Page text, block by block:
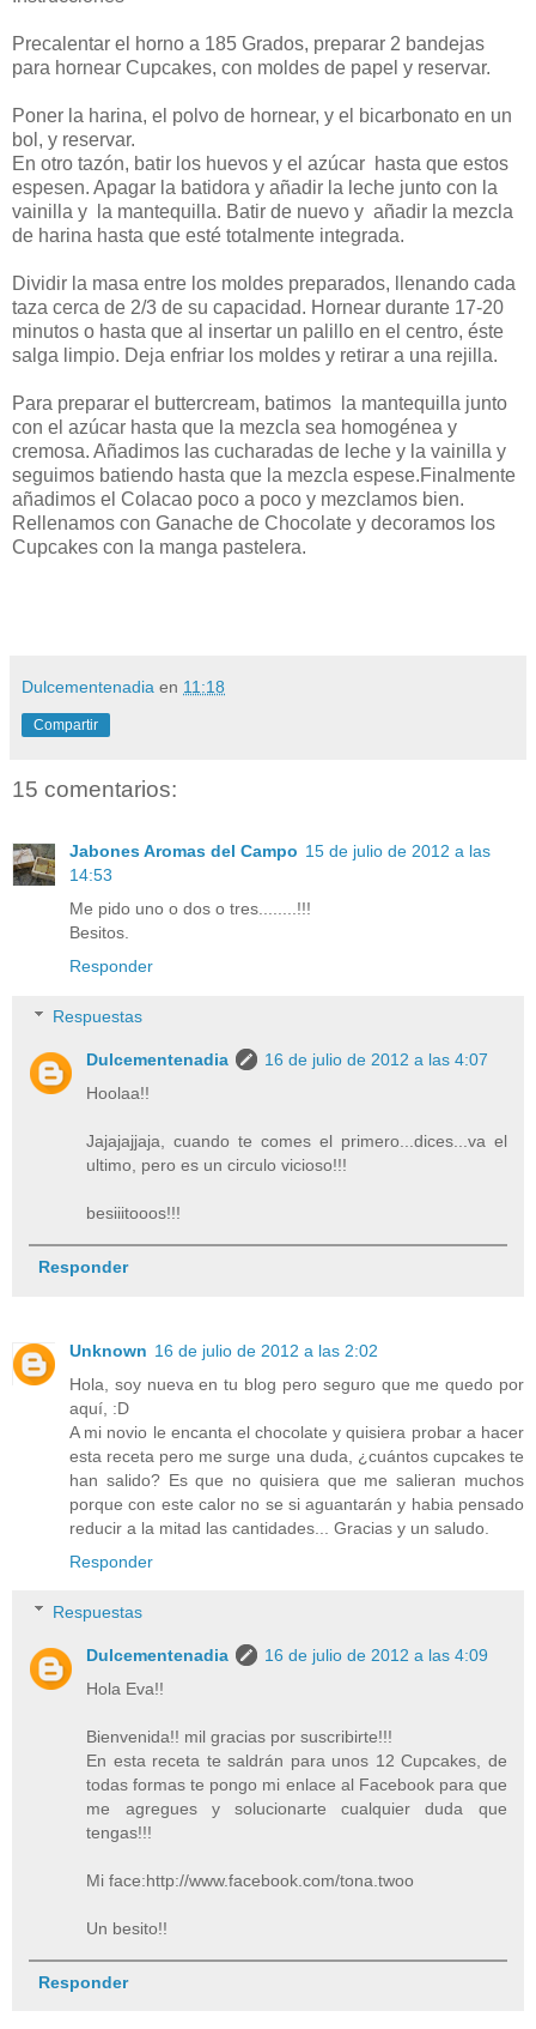
Precalentar el horno a 185 Grados, preparar 2 bandejas
para hornear Cupcakes, con moldes de papel y reservar.
Poner la harina, el polvo de hornear, y el bicarbonato en un
bol, y reservar.
En otro tazón, batir los huevos y el azúcar hasta que estos
espesen. Apagar la batidora y añadir la leche junto con la
vainilla y la mantequilla. Batir de nuevo y añadir la mezcla
de harina hasta que esté totalmente integrada.
Dividir la masa entre los moldes preparados, llenando cada
taza cerca de 2/3 de su capacidad. Hornear durante 17-20
minutos o hasta que al insertar un palillo en el centro, éste
salga limpio. Deja enfriar los moldes y retirar a una rejilla.
Para preparar el buttercream, batimos la mantequilla junto
con el azúcar hasta que la mezcla sea homogénea y
cremosa. Añadimos las cucharadas de leche y la vainilla y
seguimos batiendo hasta que la mezcla espese.Finalmente
añadimos el Colacao poco a poco y mezclamos bien.
Rellenamos con Ganache de Chocolate y decoramos los
Cupcakes con la manga pastelera.
Dulcementenadia en 11:18
Compartir
15 comentarios:
Jabones Aromas del Campo 15 de julio de 2012 a las
14:53
Me pido uno o dos o tres........!!!
Besitos.
Responder
Respuestas
Dulcementenadia
16 de julio de 2012 a las 4:07
Hoolaa!!
Jajajajjaja, cuando te comes el primero...dices...va el
ultimo, pero es un circulo vicioso!!!
besiiitooos!!!
Responder
Unknown 16 de julio de 2012 a las 2:02
Hola, soy nueva en tu blog pero seguro que me quedo por
aquí, :D
A mi novio le encanta el chocolate y quisiera probar a hacer
esta receta pero me surge una duda, ¿cuántos cupcakes te
han salido? Es que no quisiera que me salieran muchos
porque con este calor no se si aguantarán y habia pensado
reducir a la mitad las cantidades... Gracias y un saludo.
Responder
Respuestas
Dulcementenadia
16 de julio de 2012 a las 4:09
Hola Eva!!
Bienvenida!! mil gracias por suscribirte!!!
En esta receta te saldrán para unos 12 Cupcakes, de
todas formas te pongo mi enlace al Facebook para que
me agregues y solucionarte cualquier duda que
tengas!!!
Mi face:http://www.facebook.com/tona.twoo
Un besito!!
Responder